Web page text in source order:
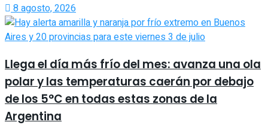
8 agosto, 2026
Llega el día más frío del mes: avanza una ola
polar y las temperaturas caerán por debajo
de los 5°C en todas estas zonas de la
Argentina